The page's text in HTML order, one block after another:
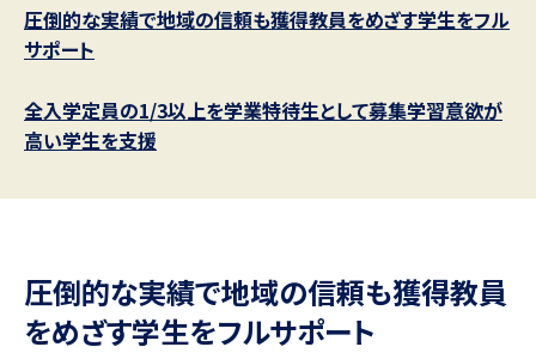
オープンキャンパスなどを調べる
オープンキャンパス検索 実施プログラムから探す
圧倒的な実績で地域の信頼も獲得教員をめざす学生をフル
サポート
全入学定員の1/3以上を学業特待生として募集学習意欲が
高い学生を支援
圧倒的な実績で地域の信頼も獲得教員
をめざす学生をフルサポート